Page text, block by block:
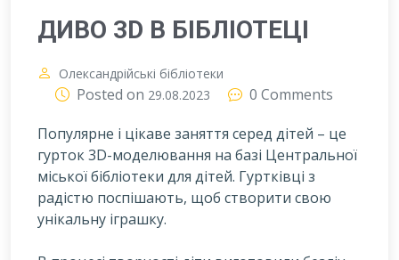
ДИВО 3D В БІБЛІОТЕЦІ
Олександрійські бібліотеки
Posted on 29.08.2023
0 Comments
Популярне і цікаве заняття серед дітей – це
гурток 3D-моделювання на базі Центральної
міської бібліотеки для дітей. Гуртківці з
радістю поспішають, щоб створити свою
унікальну іграшку.